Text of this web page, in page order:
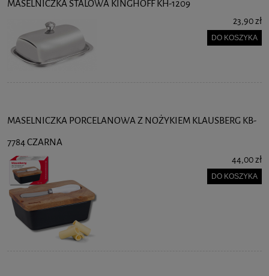
MASELNICZKA STALOWA KINGHOFF KH-1209
23,90 zł
DO KOSZYKA
MASELNICZKA PORCELANOWA Z NOŻYKIEM KLAUSBERG KB-
7784 CZARNA
44,00 zł
DO KOSZYKA